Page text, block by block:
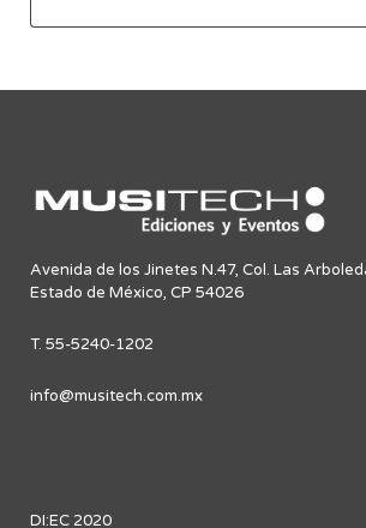
Avenida de los Jinetes N.47, Col. Las
Estado de México, CP 54026
T. 55-5240-1202
info@musitech.com.mx
DI:EC 2020